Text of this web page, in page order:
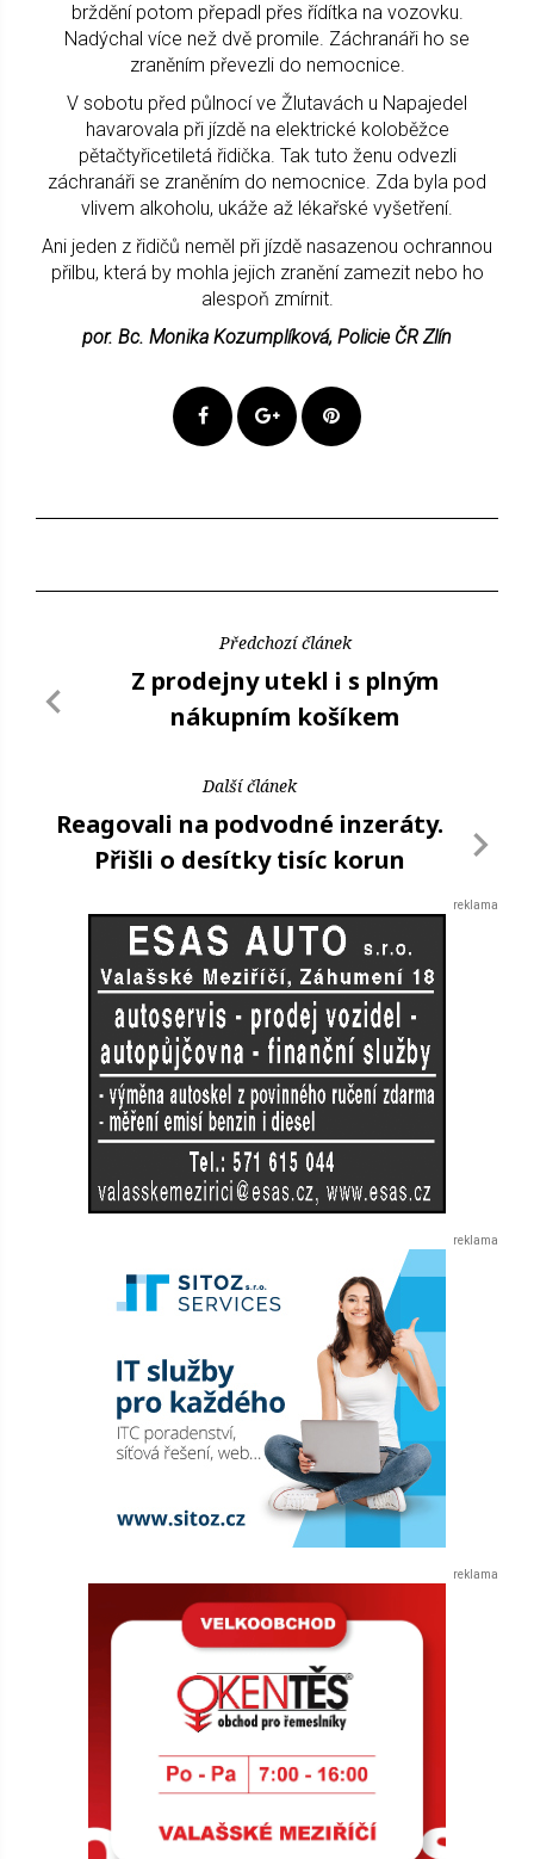
brždění potom přepadl přes řídítka na vozovku.
Nadýchal více než dvě promile. Záchranáři ho se
zraněním převezli do nemocnice.
V sobotu před půlnocí ve Žlutavách u Napajedel
havarovala při jízdě na elektrické koloběžce
pětačtyřicetiletá řidička. Tak tuto ženu odvezli
záchranáři se zraněním do nemocnice. Zda byla pod
vlivem alkoholu, ukáže až lékařské vyšetření.
Ani jeden z řidičů neměl při jízdě nasazenou ochrannou
přilbu, která by mohla jejich zranění zamezit nebo ho
alespoň zmírnit.
por. Bc. Monika Kozumplíková, Policie ČR Zlín
Předchozí článek
Z prodejny utekl i s plným
nákupním košíkem
Další článek
Reagovali na podvodné inzeráty.
Přišli o desítky tisíc korun